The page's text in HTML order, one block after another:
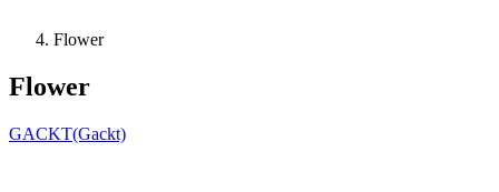
Flower
Flower
GACKT(Gackt)